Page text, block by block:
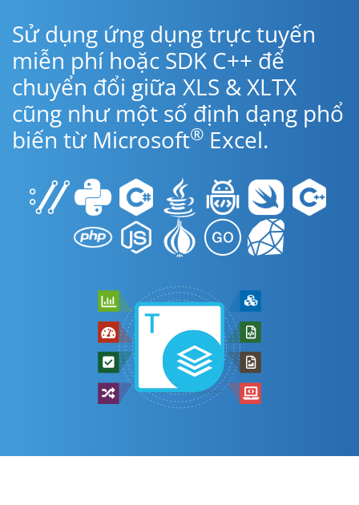
Sử dụng ứng dụng trực tuyến
miễn phí hoặc SDK C++ để
chuyển đổi giữa XLS & XLTX
cũng như một số định dạng phổ
biến từ Microsoft® Excel.